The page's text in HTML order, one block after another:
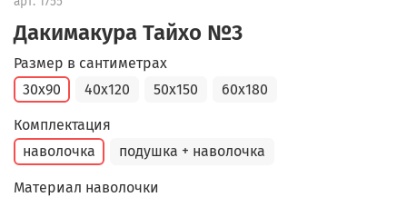
Дакимакура Тайхо №3
Размер в сантиметрах
30x90
40x120 50x150 60x180
Комплектация
наволочка
подушка + наволочка
Материал наволочки